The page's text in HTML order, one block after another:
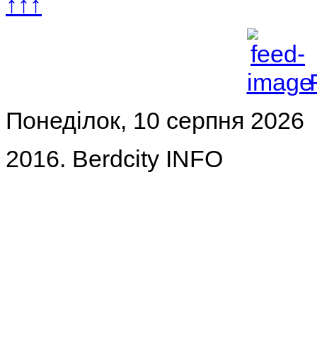
Понеділок, 10 серпня 2026
2016. Berdcity INFO